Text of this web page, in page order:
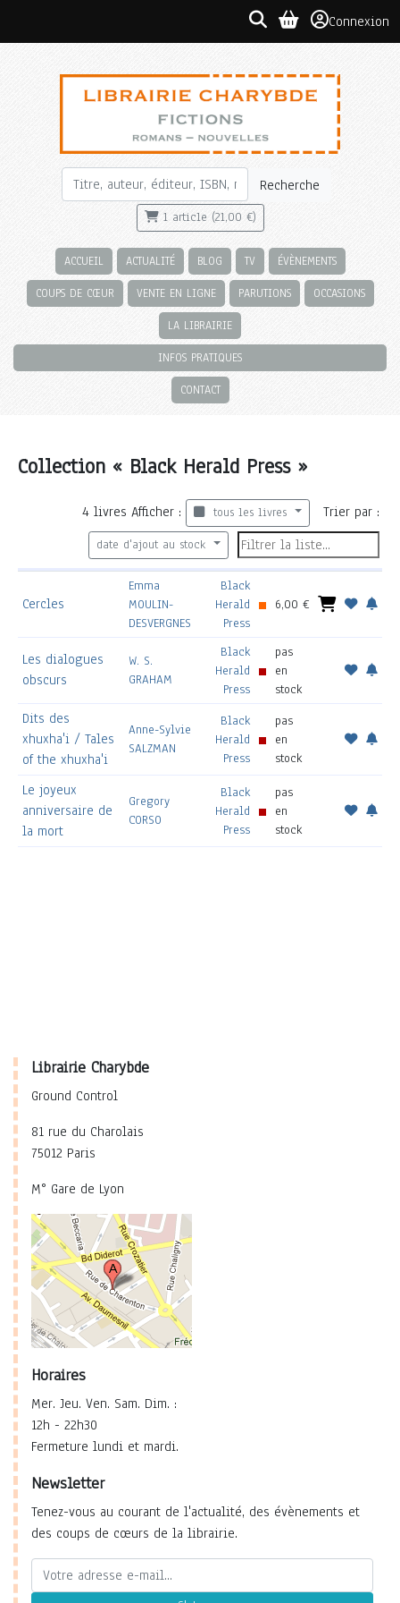
Connexion
Recherche
1 article (21,00 €)
ACCUEIL ACTUALITÉ BLOG TV ÉVÈNEMENTS
COUPS DE CŒUR VENTE EN LIGNE PARUTIONS OCCASIONS
LA LIBRAIRIE
INFOS PRATIQUES
CONTACT
Collection « Black Herald Press »
4 livresAfficher : tous les livres Trier par :
date d'ajout au stock
Cercles
Emma
MOULIN-
DESVERGNES
Black
Herald
Press
6,00 €
Les dialogues
obscurs
W. S.
GRAHAM
Black
Herald
Press
pas
en
stock
Dits des
xhuxha'i / Tales
of the xhuxha'i
Anne-Sylvie
SALZMAN
Black
Herald
Press
pas
en
stock
Le joyeux
anniversaire de
la mort
Gregory
CORSO
Black
Herald
Press
pas
en
stock
Librairie Charybde
Ground Control
81 rue du Charolais
75012 Paris
M° Gare de Lyon
Horaires
Mer. Jeu. Ven. Sam. Dim. :
12h - 22h30
Fermeture lundi et mardi.
Newsletter
Tenez-vous au courant de l'actualité, des évènements et
des coups de cœurs de la librairie.